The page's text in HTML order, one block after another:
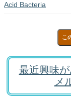
Acid Bacteria
こ
最近興味
メ